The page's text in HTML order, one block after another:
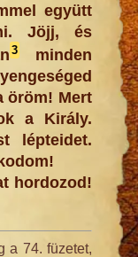
együtt
Jöjj, és
3minden
öröm! Mert
a Király.
lépteidet.
hordozod!
a 74. füzetet,